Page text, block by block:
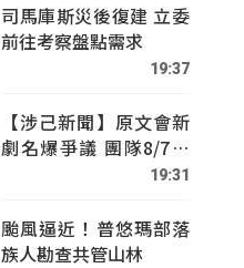
司馬庫斯災後復建 立委
前往考察盤點需求
19:37
【涉己新聞】原文會新
劇名爆爭議 團隊8/7赴
19:31
颱風逼近！普悠瑪部落
族人勘查共管山林